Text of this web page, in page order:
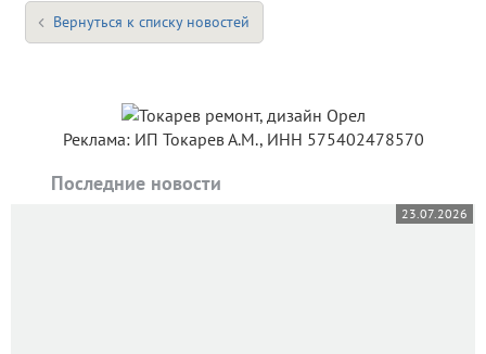
Вернуться к списку новостей
Реклама: ИП Токарев А.М., ИНН 575402478570
Последние новости
23.07.2026